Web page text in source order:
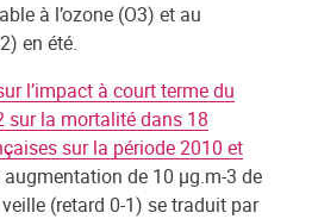
à l’ozone (O3) et au
en été.
l’impact à court terme du
sur la mortalité dans 18
sur la période 2010 et
augmentation de 10 µg.m-3 de
(retard 0-1) se traduit par